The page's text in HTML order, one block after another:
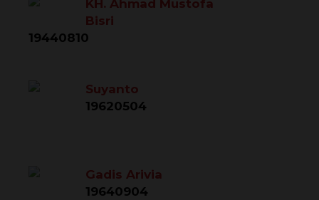
KH. Ahmad Mustofa
Bisri
19440810
Suyanto
19620504
Gadis Arivia
19640904